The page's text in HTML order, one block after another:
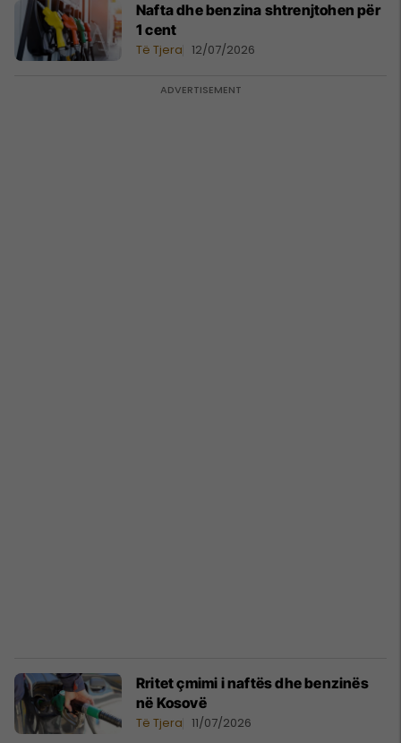
Nafta dhe benzina shtrenjtohen për
1 cent
Të Tjera 12/07/2026
Rritet çmimi i naftës dhe benzinës
në Kosovë
Të Tjera 11/07/2026